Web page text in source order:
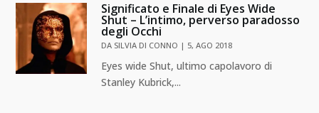
Significato e Finale di Eyes Wide
Shut – L’intimo, perverso paradosso
degli Occhi
DA SILVIA DI CONNO | 5, AGO 2018
Eyes wide Shut, ultimo capolavoro di
Stanley Kubrick,...